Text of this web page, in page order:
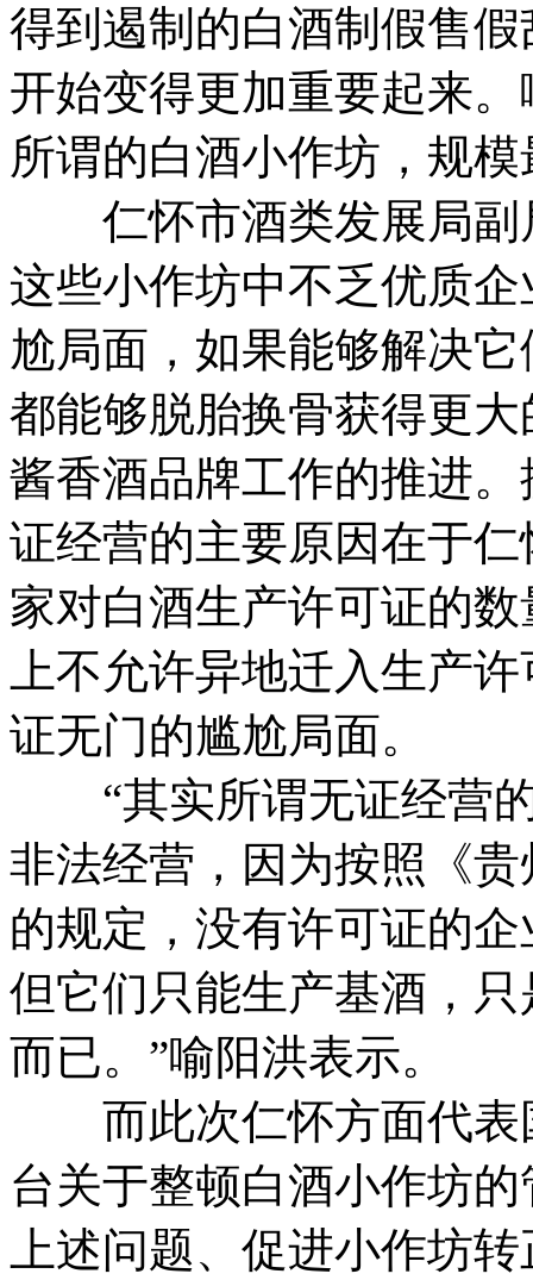
得到遏制的白酒制假售
开始变得更加重要起来。
所谓的白酒小作坊，规
仁怀市酒类发展局副
这些小作坊中不乏优质
尬局面，如果能够解决
都能够脱胎换骨获得更
酱香酒品牌工作的推进。
证经营的主要原因在于
家对白酒生产许可证的
上不允许异地迁入生产
证无门的尴尬局面。
“其实所谓无证经营的
非法经营，因为按照《
的规定，没有许可证的
但它们只能生产基酒，
而已。”喻阳洪表示。
而此次仁怀方面代表
台关于整顿白酒小作坊
上述问题、促进小作坊